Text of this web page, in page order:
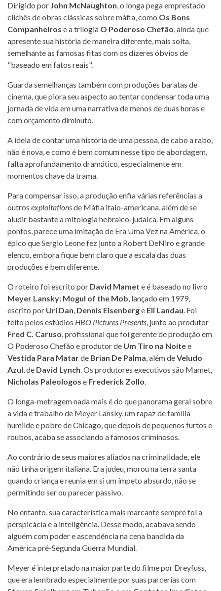
Dirigido por John McNaughton, o longa pega emprestado
clichês de obras clássicas sobre máfia, como Os Bons
Companheiros e a trilogia O Poderoso Chefão, ainda que
apresente sua história de maneira diferente, mais solta,
semelhante as famosas fitas com os dizeres óbvios de
"baseado em fatos reais".
Guarda semelhanças também com produções baratas de
cinema, que piora seu aspecto ao tentar condensar toda uma
jornada de vida em uma narrativa de menos de duas horas e
com orçamento diminuto.
A ideia de contar uma história de uma pessoa, de cabo a rabo,
não é nova, e como é bem comum nesse tipo de abordagem,
falta aprofundamento dramático, especialmente em
momentos chave da trama.
Para compensar isso, a produção enfia várias referências a
outros exploitationsde Máfia italo-americana, além de se
aludir bastante a mitologia hebraico-judaica. Em alguns
pontos, parece uma imitação de Era Uma Vez na América, o
épico que Sergio Leone fez junto a Robert DeNiro e grande
elenco, embora fique bem claro que a escala das duas
produções é bem diferente.
O roteiro foi escrito por David Mamet e é baseado no livro
Meyer Lansky: Mogul of the Mob, lançado em 1979,
escrito por Uri Dan, Dennis Eisenberge Eli Landau. Foi
feito pelos estúdios HBO Pictures Presents, junto ao produtor
Fred C. Caruso, profissional que foi gerente de produção em
O Poderoso Chefão e produtor de Um Tiro na Noitee
Vestida Para Matarde Brian De Palma, além deVeludo
Azul, de David Lynch. Os produtores executivos são Mamet,
Nicholas Paleologos e Frederick Zollo.
O longa-metragem nada mais é do que panorama geral sobre
a vida e trabalho de Meyer Lansky, um rapaz de família
humilde e pobre de Chicago, que depois de pequenos furtos e
roubos, acaba se associando a famosos criminosos.
Ao contrário de seus maiores aliados na criminalidade, ele
não tinha origem italiana. Era judeu, morou na terra santa
quando criança e reunia em si um ímpeto absurdo, não se
permitindo ser ou parecer passivo.
No entanto, sua característica mais marcante sempre foi a
perspicácia e a inteligência. Desse modo, acabava sendo
alguém com poder e ascendência na cena bandida da
América pré-Segunda Guerra Mundial.
Meyer é interpretado na maior parte do filme por Dreyfuss,
que era lembrado especialmente por suas parcerias com